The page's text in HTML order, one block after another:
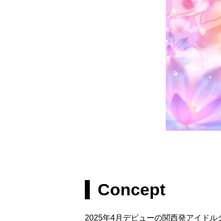
Concept
2025年4月デビューの関西発アイドル